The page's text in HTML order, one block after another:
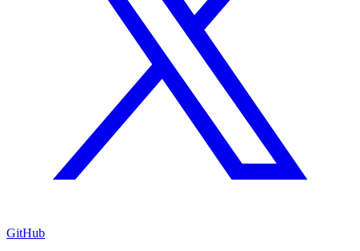
GitHub